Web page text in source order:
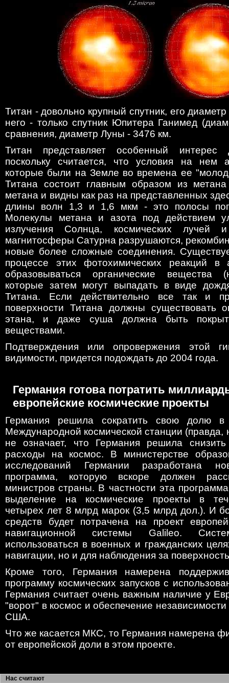
Титан - довольно крупный спутник, его
него - только спутник Юпитера Ганимед
сравнения, диаметр Луны - 3476 км.
Титан представляет особенный интерес
поскольку считается, что условия на нем
которые были на Земле во времена ее
Титана состоит главным образом из
метана и видны как раз на представленных
длины волн 1,3 и 1,6 мкм - это полосы
Молекулы метана и азота под действием
излучения Солнца, космических лучей
магнитосферы Сатурна разрушаются,
новые более сложные соединения.
процессе этих фотохимических реакций в
образовываться органические вещества
которые затем могут выпадать в виде
Титана. Если действительно все так и
поверхности Титана должны существовать
этана, и даже суша должна быть
веществами.
Подтверждения или опровержения этой
видимости, придется подождать до 2004 года.
Германия готова потратить
европейские космические проекты
Германия решила сократить свою долю в
Международной космической станции (правда,
не означает, что Германия решила снизить
расходы на космос. В министерстве
исследований Германии разработана
программа, которую вскоре должен
министров страны. В частности эта
выделение на космические проекты в
четырех лет 8 млрд марок (3,5 млрд дол.). И
средств будет потрачена на проект
навигационной системы Galileo.
использоваться в военных и гражданских
навигации, но и для наблюдения за
Кроме того, Германия намерена
программу космических запусков с
Германия считает очень важным наличие у
"ворот" в космос и обеспечение
США.
Что же касается МКС, то Германия намерена
от европейской доли в этом проекте.
Нас считают